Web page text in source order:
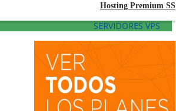
Hosting Premium
SERVIDORES VPS